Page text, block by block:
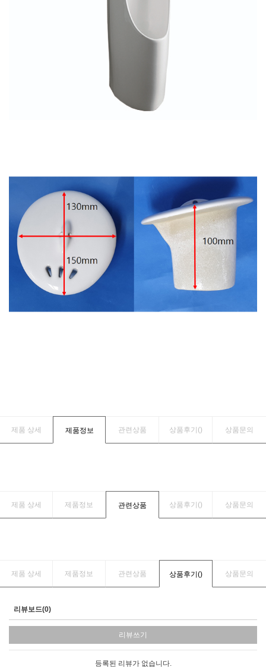
제품 상세 제품정보 관련상품 상품후기() 상품문의
제품 상세 제품정보 관련상품 상품후기() 상품문의
제품 상세 제품정보 관련상품 상품후기() 상품문의
리뷰보드(0)
리뷰쓰기
등록된 리뷰가 없습니다.